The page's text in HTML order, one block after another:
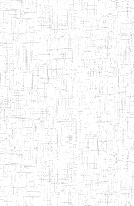
01/01/1975 ENIEG
01/01/1995 ENIEG
22/10/2002 ENIEG
17/08/2012 ENIEG